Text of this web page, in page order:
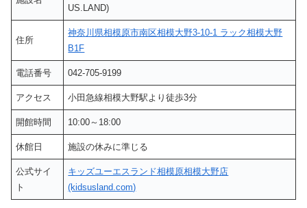
US.LAND)
住所
神奈川県相模原市南区相模大野3-10-1 ラック相模大野
B1F
電話番号 042-705-9199
アクセス 小田急線相模大野駅より徒歩3分
開館時間 10:00～18:00
休館日 施設の休みに準じる
公式サイ
ト
キッズユーエスランド相模原相模大野店
(kidsusland.com)